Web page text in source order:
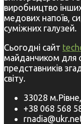
виробництво
медових напоїв,
суміжних галузей.
Сьогодні сайт
майданчиком для
представників
світу.
33028
+38 068 568